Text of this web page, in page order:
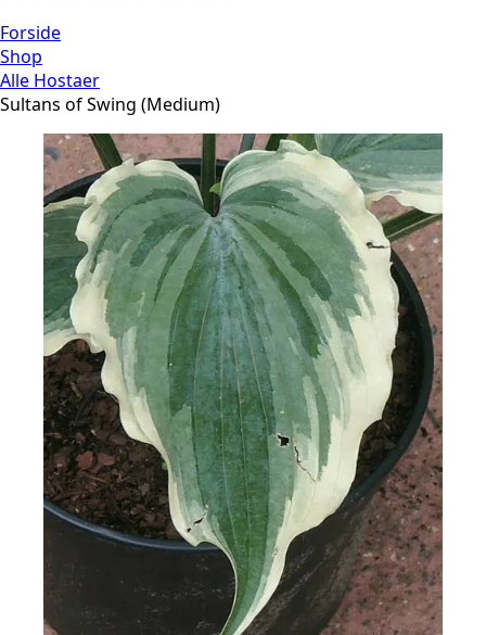
Forside
Shop
Alle Hostaer
Sultans of Swing (Medium)